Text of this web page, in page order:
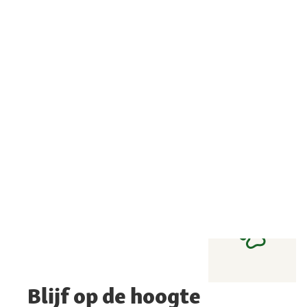
Blijf op de hoogte